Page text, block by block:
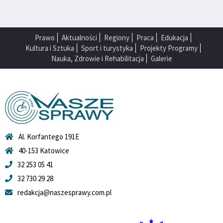
Prawo Aktualności Regiony Praca
Edukacja
Kultura i Sztuka
Sport i turystyka
Projekty Programy
Nauka, Zdrowie i Rehabilitacja
Galerie
Al. Korfantego 191E
40-153 Katowice
32 253 05 41
32 730 29 28
redakcja@naszesprawy.com.pl